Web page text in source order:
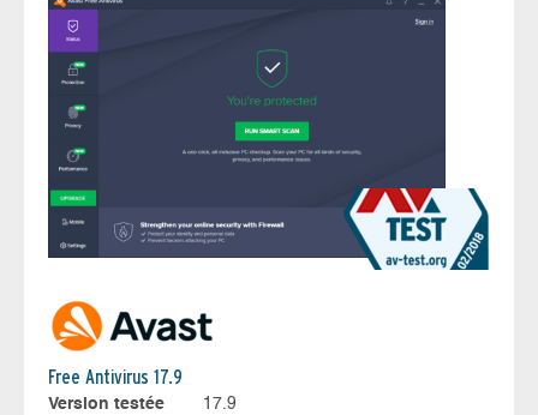
Free Antivirus 17.9
Version testée
17.9